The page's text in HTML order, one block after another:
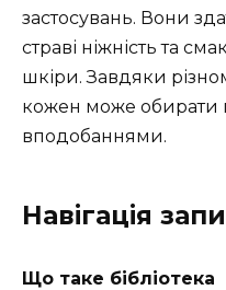
застосувань. Вони
страві ніжність та
шкіри. Завдяки
кожен може обирати
вподобаннями.
Навігація
Що таке бібліотека